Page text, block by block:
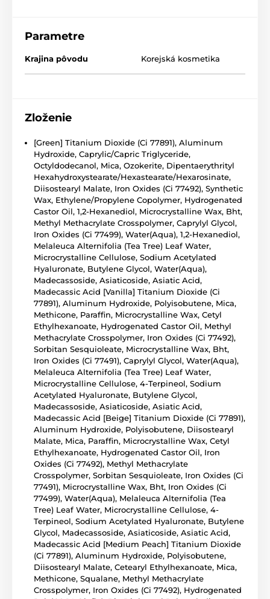
Parametre
Krajina pôvodu Korejská kosmetika
Zloženie
[Green] Titanium Dioxide (Ci 77891), Aluminum
Hydroxide, Caprylic/Capric Triglyceride,
Octyldodecanol, Mica, Ozokerite, Dipentaerythrityl
Hexahydroxystearate/Hexastearate/Hexarosinate,
Diisostearyl Malate, Iron Oxides (Ci 77492), Synthetic
Wax, Ethylene/Propylene Copolymer, Hydrogenated
Castor Oil, 1,2-Hexanediol, Microcrystalline Wax, Bht,
Methyl Methacrylate Crosspolymer, Caprylyl Glycol,
Iron Oxides (Ci 77499), Water(Aqua), 1,2-Hexanediol,
Melaleuca Alternifolia (Tea Tree) Leaf Water,
Microcrystalline Cellulose, Sodium Acetylated
Hyaluronate, Butylene Glycol, Water(Aqua),
Madecassoside, Asiaticoside, Asiatic Acid,
Madecassic Acid [Vanilla] Titanium Dioxide (Ci
77891), Aluminum Hydroxide, Polyisobutene, Mica,
Methicone, Paraffin, Microcrystalline Wax, Cetyl
Ethylhexanoate, Hydrogenated Castor Oil, Methyl
Methacrylate Crosspolymer, Iron Oxides (Ci 77492),
Sorbitan Sesquioleate, Microcrystalline Wax, Bht,
Iron Oxides (Ci 77491), Caprylyl Glycol, Water(Aqua),
Melaleuca Alternifolia (Tea Tree) Leaf Water,
Microcrystalline Cellulose, 4-Terpineol, Sodium
Acetylated Hyaluronate, Butylene Glycol,
Madecassoside, Asiaticoside, Asiatic Acid,
Madecassic Acid [Beige] Titanium Dioxide (Ci 77891),
Aluminum Hydroxide, Polyisobutene, Diisostearyl
Malate, Mica, Paraffin, Microcrystalline Wax, Cetyl
Ethylhexanoate, Hydrogenated Castor Oil, Iron
Oxides (Ci 77492), Methyl Methacrylate
Crosspolymer, Sorbitan Sesquioleate, Iron Oxides (Ci
77491), Microcrystalline Wax, Bht, Iron Oxides (Ci
77499), Water(Aqua), Melaleuca Alternifolia (Tea
Tree) Leaf Water, Microcrystalline Cellulose, 4-
Terpineol, Sodium Acetylated Hyaluronate, Butylene
Glycol, Madecassoside, Asiaticoside, Asiatic Acid,
Madecassic Acid [Medium Peach] Titanium Dioxide
(Ci 77891), Aluminum Hydroxide, Polyisobutene,
Diisostearyl Malate, Cetearyl Ethylhexanoate, Mica,
Methicone, Squalane, Methyl Methacrylate
Crosspolymer, Iron Oxides (Ci 77492), Hydrogenated